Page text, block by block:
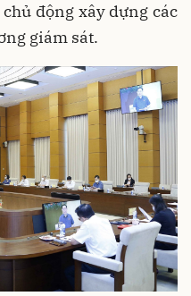
động xây dựng các
giám sát.